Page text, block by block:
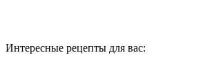
Интересные рецепты для вас: